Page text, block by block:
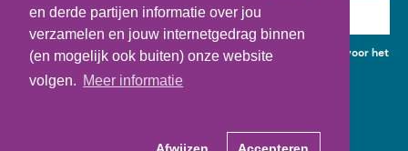
en derde partijen informatie over jou
verzamelen en jouw internetgedrag binnen
(en mogelijk ook buiten) onze website
volgen. Meer informatie
E-mail
Ik geef toestemming voor het gebruik van mijn gegevens voor het